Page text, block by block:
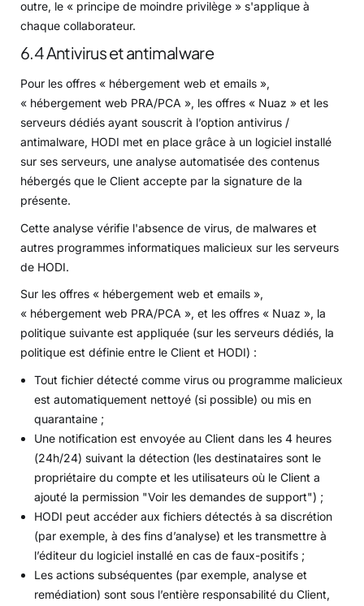
outre, le « principe de moindre privilège » s'applique à
chaque collaborateur.
6.4 Antivirus et antimalware
Pour les offres « hébergement web et emails »,
« hébergement web PRA/PCA », les offres « Nuaz » et les
serveurs dédiés ayant souscrit à l’option antivirus /
antimalware, HODI met en place grâce à un logiciel installé
sur ses serveurs, une analyse automatisée des contenus
hébergés que le Client accepte par la signature de la
présente.
Cette analyse vérifie l'absence de virus, de malwares et
autres programmes informatiques malicieux sur les serveurs
de HODI.
Sur les offres « hébergement web et emails »,
« hébergement web PRA/PCA », et les offres « Nuaz », la
politique suivante est appliquée (sur les serveurs dédiés, la
politique est définie entre le Client et HODI) :
Tout fichier détecté comme virus ou programme malicieux
est automatiquement nettoyé (si possible) ou mis en
quarantaine ;
Une notification est envoyée au Client dans les 4 heures
(24h/24) suivant la détection (les destinataires sont le
propriétaire du compte et les utilisateurs où le Client a
ajouté la permission "Voir les demandes de support") ;
HODI peut accéder aux fichiers détectés à sa discrétion
(par exemple, à des fins d’analyse) et les transmettre à
l’éditeur du logiciel installé en cas de faux-positifs ;
Les actions subséquentes (par exemple, analyse et
remédiation) sont sous l’entière responsabilité du Client,